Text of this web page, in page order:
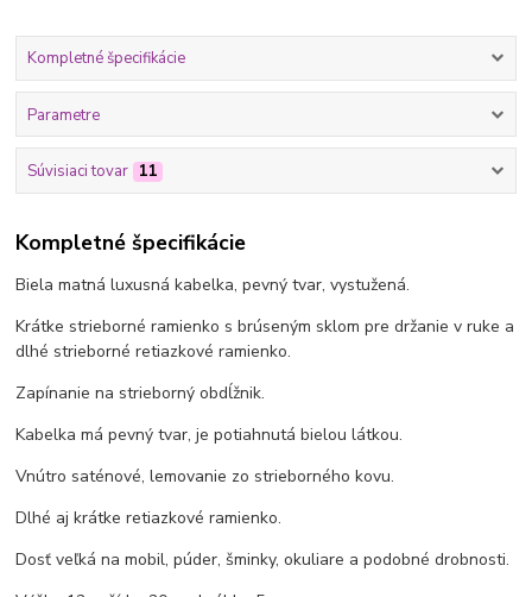
Kompletné špecifikácie
Parametre
Súvisiaci tovar 11
Kompletné špecifikácie
Biela matná luxusná kabelka, pevný tvar, vystužená.
Krátke strieborné ramienko s brúseným sklom pre držanie v ruke a
dlhé strieborné retiazkové ramienko.
Zapínanie na strieborný obdĺžnik.
Kabelka má pevný tvar, je potiahnutá bielou látkou.
Vnútro saténové, lemovanie zo strieborného kovu.
Dlhé aj krátke retiazkové ramienko.
Dosť veľká na mobil, púder, šminky, okuliare a podobné drobnosti.